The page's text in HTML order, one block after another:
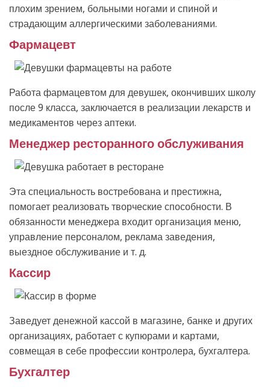
плохим зрением, больными ногами и спиной и
страдающим аллергическими заболеваниями.
Фармацевт
Работа фармацевтом для девушек, окончивших школу
после 9 класса, заключается в реализации лекарств и
медикаментов через аптеки.
Менеджер ресторанного обслуживания
Эта специальность востребована и престижна,
помогает реализовать творческие способности. В
обязанности менеджера входит организация меню,
управление персоналом, реклама заведения,
выездное обслуживание и т. д.
Кассир
Заведует денежной кассой в магазине, банке и других
организациях, работает с купюрами и картами,
совмещая в себе профессии контролера, бухгалтера.
Бухгалтер